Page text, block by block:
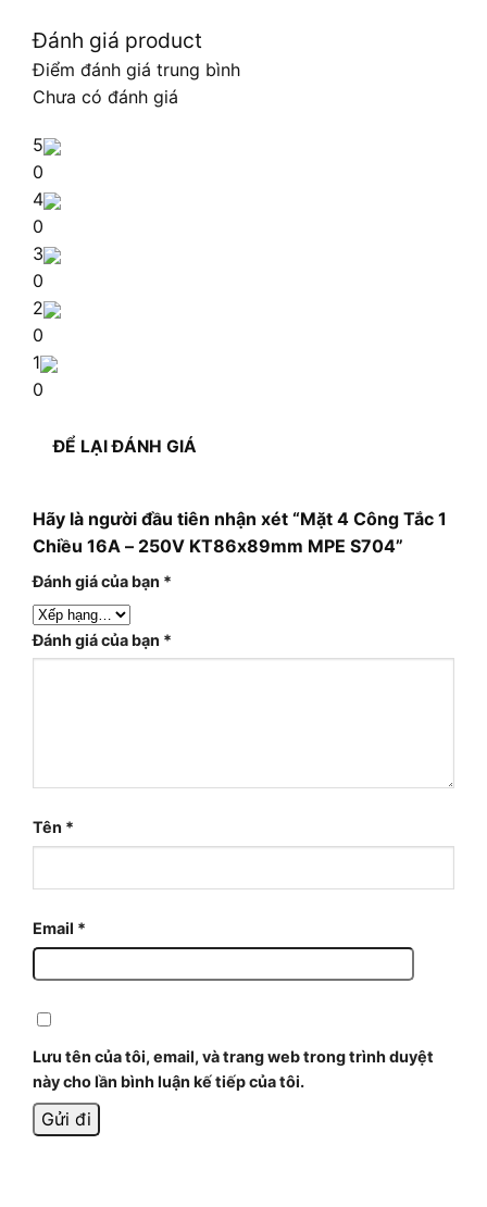
Đánh giá product
Điểm đánh giá trung bình
Chưa có đánh giá
5
0
4
0
3
0
2
0
1
0
ĐỂ LẠI ĐÁNH GIÁ
Hãy là người đầu tiên nhận xét “Mặt 4 Công Tắc 1
Chiều 16A – 250V KT86x89mm MPE S704”
Đánh giá của bạn *
Đánh giá của bạn *
Tên *
Email *
Lưu tên của tôi, email, và trang web trong trình duyệt
này cho lần bình luận kế tiếp của tôi.